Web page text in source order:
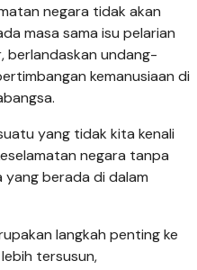
negara tidak akan
masa sama isu pelarian
berlandaskan undang-
kemanusiaan di
yang tidak kita kenali
negara tanpa
yang berada di dalam
langkah penting ke
tersusun,